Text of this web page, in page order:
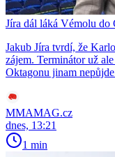
Jíra dál láká Vémolu
Jakub Jíra tvrdí, že
zájem. Terminátor už
Oktagonu jinam
MMAMAG.cz
dnes, 13:21
1 min